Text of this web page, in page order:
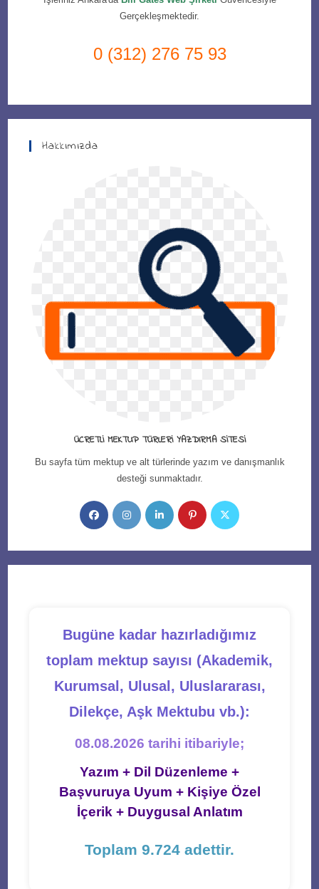
Gerçekleşmektedir.
0 (312) 276 75 93
Hakkımızda
ÜCRETLI MEKTUP TÜRLERI YAZDIRMA SITESI
Bu sayfa tüm mektup ve alt türlerinde yazım ve danışmanlık
desteği sunmaktadır.
Opens
in
new
Opens
in
new
Opens
in
new
Opens
in
new
Opens
new
Bugüne kadar hazırladığımız
toplam mektup sayısı (Akademik,
Kurumsal, Ulusal, Uluslararası,
Dilekçe, Aşk Mektubu vb.):
08.08.2026 tarihi itibariyle;
Yazım + Dil Düzenleme +
Başvuruya Uyum + Kişiye Özel
İçerik + Duygusal Anlatım
Toplam 9.724 adettir.